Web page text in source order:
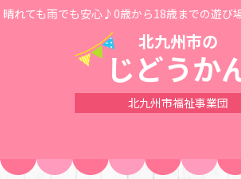
晴れても雨でも安心♪0歳から18歳までの遊び
北九州市の
じどうか
北九州市福祉事業団